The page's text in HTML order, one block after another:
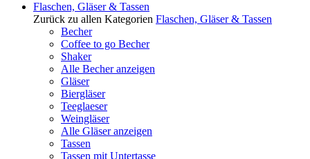
Flaschen, Gläser & Tassen
Zurück zu allen Kategorien Flaschen, Gläser & Tassen
Becher
Coffee to go Becher
Shaker
Alle Becher anzeigen
Gläser
Biergläser
Teeglaeser
Weingläser
Alle Gläser anzeigen
Tassen
Tassen mit Untertasse